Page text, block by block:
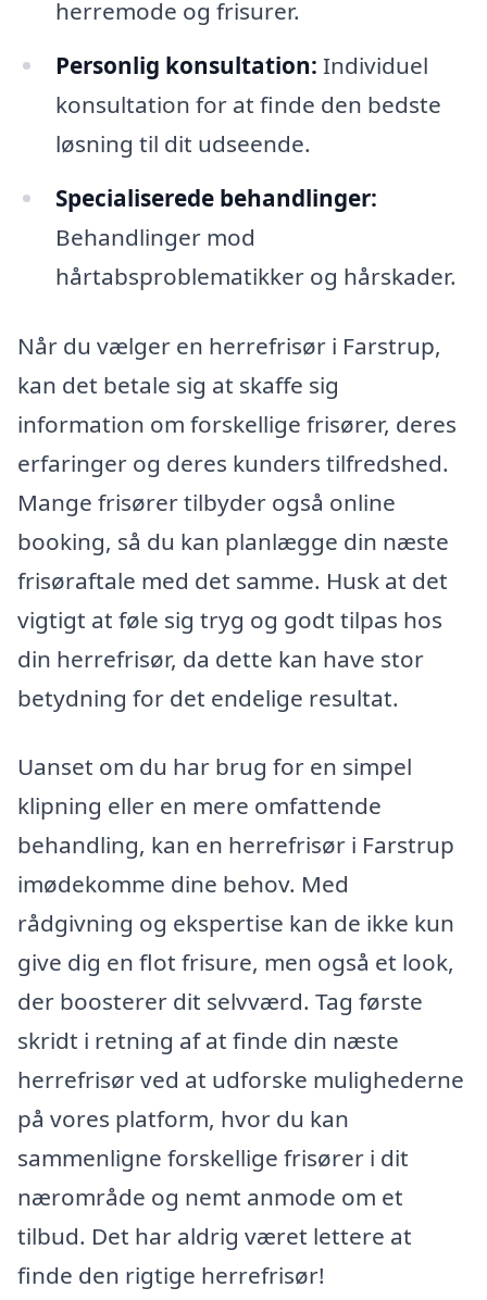
herremode og frisurer.
Personlig konsultation: Individuel
konsultation for at finde den bedste
løsning til dit udseende.
Specialiserede behandlinger:
Behandlinger mod
hårtabsproblematikker og hårskader.
Når du vælger en herrefrisør i Farstrup,
kan det betale sig at skaffe sig
information om forskellige frisører, deres
erfaringer og deres kunders tilfredshed.
Mange frisører tilbyder også online
booking, så du kan planlægge din næste
frisøraftale med det samme. Husk at det
vigtigt at føle sig tryg og godt tilpas hos
din herrefrisør, da dette kan have stor
betydning for det endelige resultat.
Uanset om du har brug for en simpel
klipning eller en mere omfattende
behandling, kan en herrefrisør i Farstrup
imødekomme dine behov. Med
rådgivning og ekspertise kan de ikke kun
give dig en flot frisure, men også et look,
der boosterer dit selvværd. Tag første
skridt i retning af at finde din næste
herrefrisør ved at udforske mulighederne
på vores platform, hvor du kan
sammenligne forskellige frisører i dit
nærområde og nemt anmode om et
tilbud. Det har aldrig været lettere at
finde den rigtige herrefrisør!